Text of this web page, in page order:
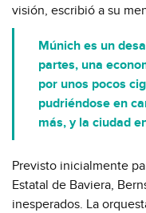
visión, escribió a su
Múnich es un
partes, una
por unos pocos
pudriéndose en
más, y la ciudad
Previsto inicialmente
Estatal de Baviera,
inesperados. La